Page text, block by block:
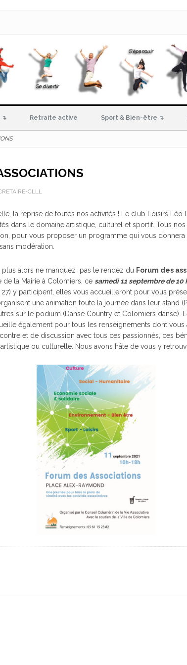
↴ Retraite active Sport & Bien-être ↴
CLLL
la reprise de toutes nos activités ! Le club Loisirs
dans le domaine artistique, culturel et sportif. Tous
pour vous proposer un programme qui vous
modération.
plus alors ne manquez pas le rendez du Forum des
de la Mairie à Colomiers, ce samedi 11 septembre de 10
y participent, elles vous accueilleront pour vous
une animation toute la journée dans leur stand
sur le podium (Danse Country et Colomiers danse).
également pour tous les renseignements dont vous
et de discussion avec tous ces passionnés, ces
ou culturelle. Nous avons hâte de vous y